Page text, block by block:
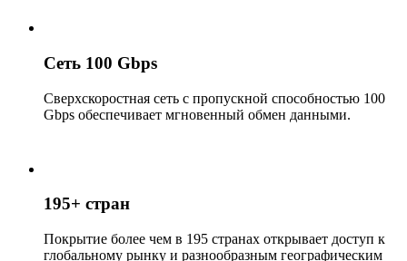
Сеть 100 Gbps
Сверхскоростная сеть с пропускной способностью 100
Gbps обеспечивает мгновенный обмен данными.
195+ стран
Покрытие более чем в 195 странах открывает доступ к
глобальному рынку и разнообразным географическим